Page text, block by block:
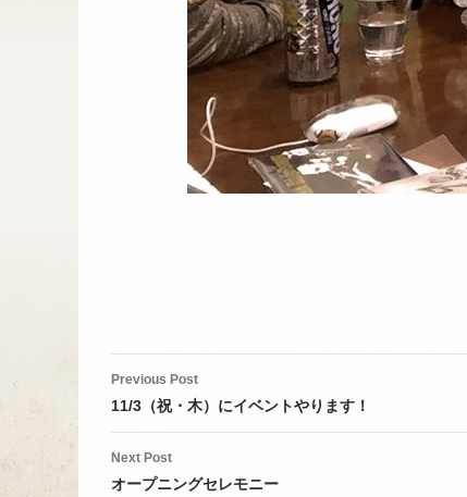
Post
navigation
Previous Post
11/3（祝・木）にイベントやります！
Next Post
オープニングセレモニー